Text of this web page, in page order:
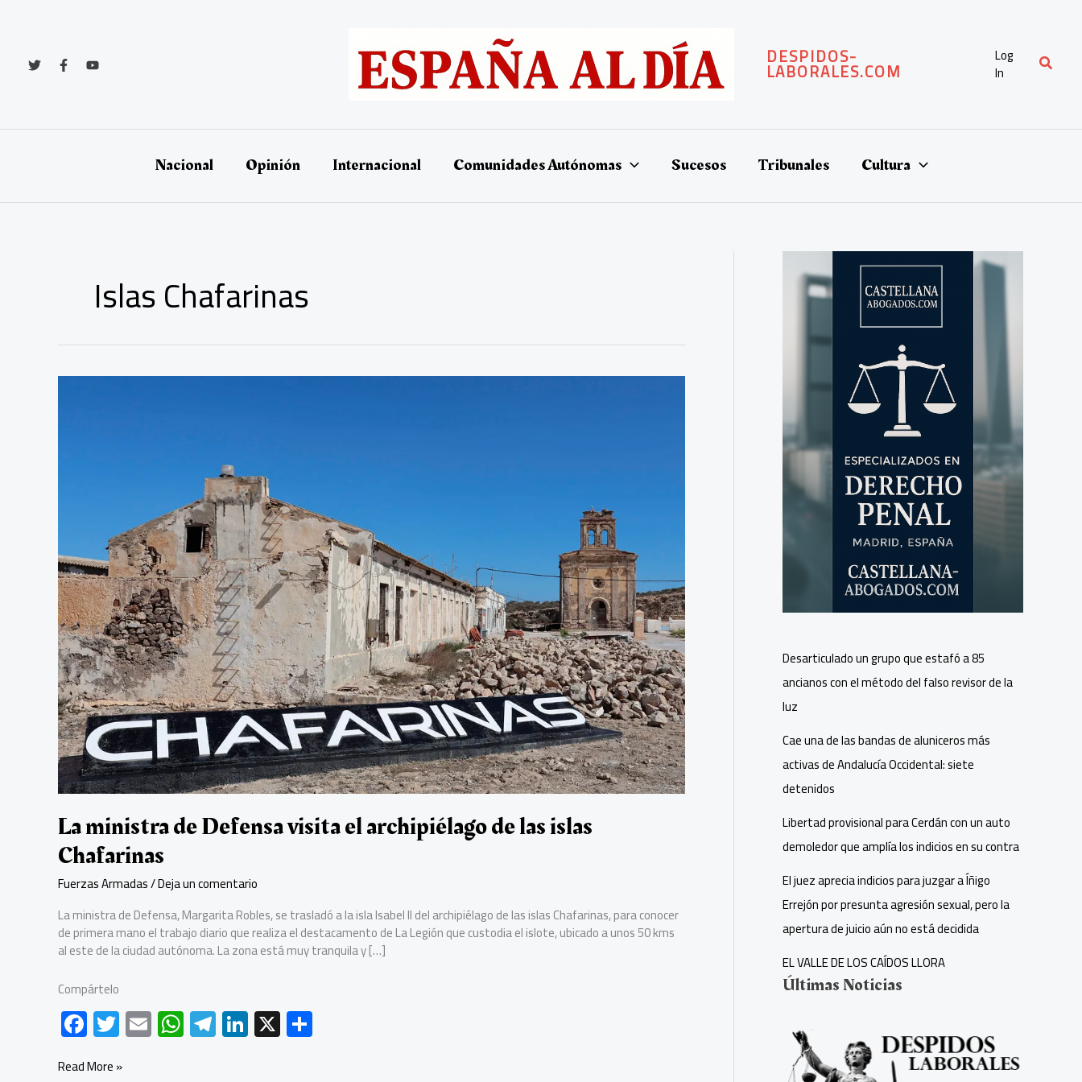
DESPIDOS-
LABORALES.COM
Log
In Buscar
Nacional Opinión Internacional Comunidades Autónomas Sucesos Tribunales Cultura
Islas Chafarinas
La ministra de Defensa visita el archipiélago de las islas
Chafarinas
Fuerzas Armadas/Deja un comentario
La ministra de Defensa, Margarita Robles, se trasladó a la isla Isabel II del archipiélago de las islas Chafarinas, para conocer
de primera mano el trabajo diario que realiza el destacamento de La Legión que custodia el islote, ubicado a unos 50 kms
al este de la ciudad autónoma. La zona está muy tranquila y […]
Compártelo
F
ac
T
wi
E
m
W
h
Te
le
Li
nk
X
La
Read More »
Desarticulado un grupo que estafó a 85
ancianos con el método del falso revisor de la
luz
Cae una de las bandas de aluniceros más
activas de Andalucía Occidental: siete
detenidos
Libertad provisional para Cerdán con un auto
demoledor que amplía los indicios en su contra
El juez aprecia indicios para juzgar a Íñigo
Errejón por presunta agresión sexual, pero la
apertura de juicio aún no está decidida
EL VALLE DE LOS CAÍDOS LLORA
Últimas Noticias